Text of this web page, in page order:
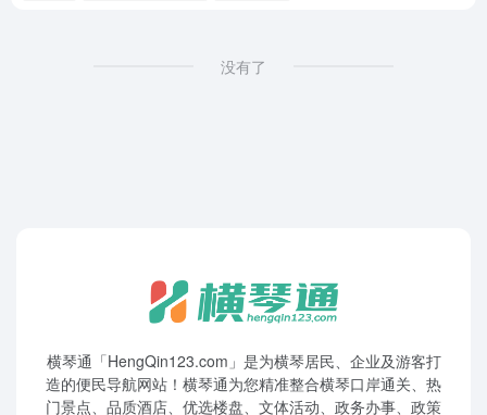
没有了
横琴通「HengQin123.com」是为横琴居民、企业及游客打
造的便民导航网站！横琴通为您精准整合横琴口岸通关、热
门景点、品质酒店、优选楼盘、文体活动、政务办事、政策